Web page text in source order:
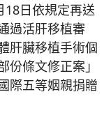
18日依規定再送
過活肝移植審
肝臟移植手術個
條文修正案」
際五等姻親捐贈